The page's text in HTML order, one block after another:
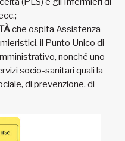
che ospita Assistenza
il Punto Unico di
nonché uno
socio-sanitari quali la
di prevenzione, di